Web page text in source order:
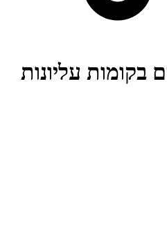
עליונות